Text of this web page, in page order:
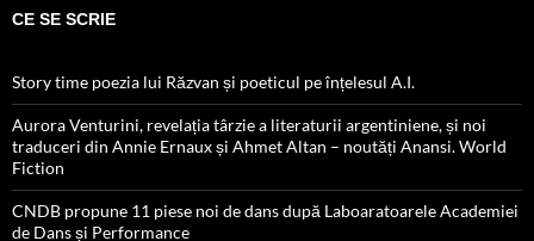
CE SE SCRIE
Story time poezia lui Răzvan și poeticul pe înțelesul A.I.
Aurora Venturini, revelația târzie a literaturii argentiniene, și noi
traduceri din Annie Ernaux și Ahmet Altan – noutăți Anansi. World
Fiction
CNDB propune 11 piese noi de dans după Laboaratoarele Academiei
de Dans și Performance